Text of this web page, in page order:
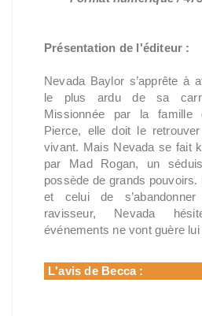
Présentation de l'éditeur :
Nevada Baylor s’apprête à
le plus ardu de sa
Missionnée par la famille
Pierce, elle doit le
vivant. Mais Nevada se fait
par Mad Rogan, un
possède de grands
et celui de
ravisseur, Nevada
événements ne vont guère
L'avis de Becca :